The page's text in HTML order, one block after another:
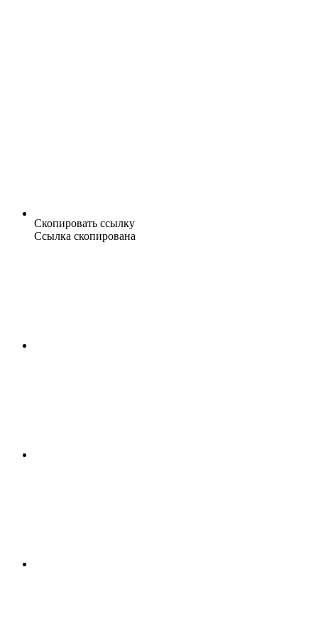
Скопировать ссылку
Ссылка скопирована